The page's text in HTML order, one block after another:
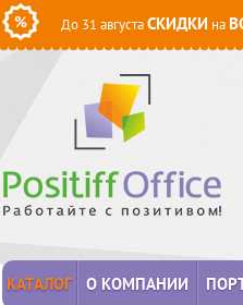
До 31 августаСКИДКИ на
КАТАЛОГ О КОМПАНИИ